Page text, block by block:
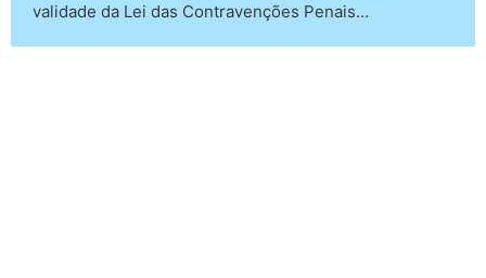
validade da Lei das Contravenções Penais…